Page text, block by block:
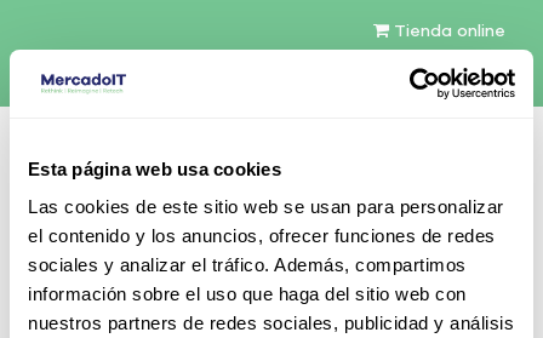
Esta página web usa cookies
Las cookies de este sitio web se usan para personalizar
el contenido y los anuncios, ofrecer funciones de redes
sociales y analizar el tráfico. Además, compartimos
información sobre el uso que haga del sitio web con
nuestros partners de redes sociales, publicidad y análisis
Tienda online
Español
Contáctenos